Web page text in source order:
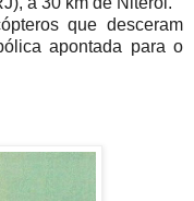
que desceram
apontada para o